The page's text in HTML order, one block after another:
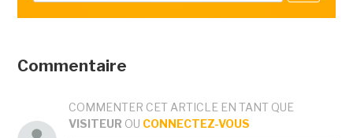
Commentaire
COMMENTER CET ARTICLE EN TANT QUE
VISITEUR OU CONNECTEZ-VOUS